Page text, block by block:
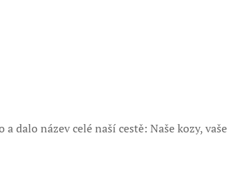
dalo název celé naší cestě: Naše kozy, vaše